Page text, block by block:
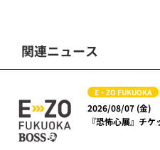
関連ニュース
E・ZO FUKUOKA
2026/08/07 (金)
『恐怖心展』チ